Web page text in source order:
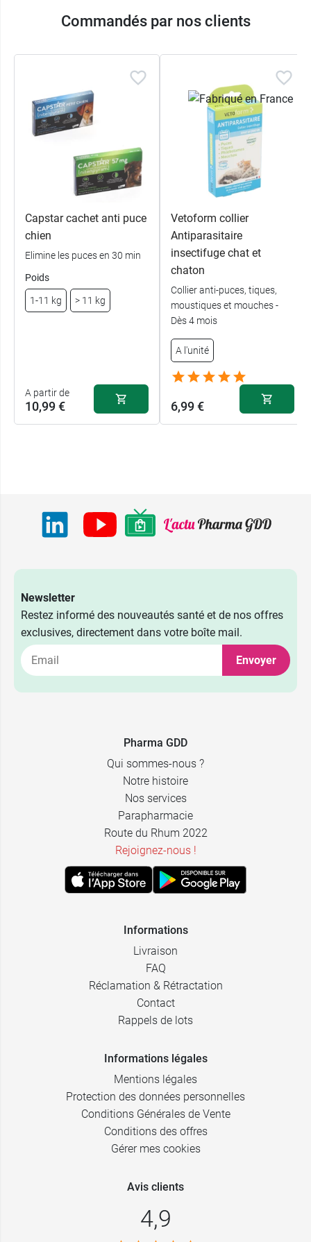
Commandés par nos clients
Capstar cachet anti puce
chien
Elimine les puces en 30 min
Poids
1-11 kg > 11 kg
A partir de
10,99 €
Vetoform collier
Antiparasitaire
insectifuge chat et
chaton
Collier anti-puces, tiques,
moustiques et mouches -
Dès 4 mois
A l'unité
6,99 €
Newsletter
Restez informé des nouveautés santé et de nos offres
exclusives, directement dans votre boîte mail.
Envoyer
Pharma GDD
Qui sommes-nous ?
Notre histoire
Nos services
Parapharmacie
Route du Rhum 2022
Rejoignez-nous !
Informations
Livraison
FAQ
Réclamation & Rétractation
Contact
Rappels de lots
Informations légales
Mentions légales
Protection des données personnelles
Conditions Générales de Vente
Conditions des offres
Gérer mes cookies
Avis clients
4,9